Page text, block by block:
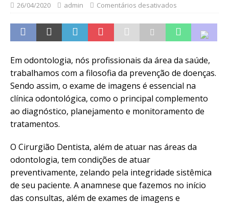
26/04/2020 admin Comentários desativados
Em odontologia, nós profissionais da área da saúde,
trabalhamos com a filosofia da prevenção de doenças.
Sendo assim, o exame de imagens é essencial na
clínica odontológica, como o principal complemento
ao diagnóstico, planejamento e monitoramento de
tratamentos.
O Cirurgião Dentista, além de atuar nas áreas da
odontologia, tem condições de atuar
preventivamente, zelando pela integridade sistêmica
de seu paciente. A anamnese que fazemos no início
das consultas, além de exames de imagens e